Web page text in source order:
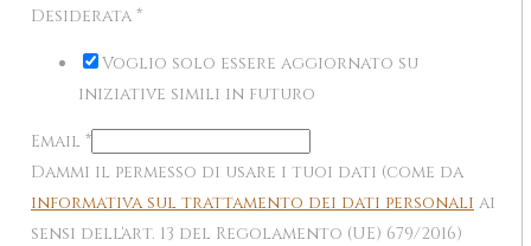
Desiderata *
Voglio solo essere aggiornato su
iniziative simili in futuro
Email *
Dammi il permesso di usare i tuoi dati (come da
informativa sul trattamento dei dati personali ai
sensi dell'art. 13 del Regolamento (UE) 679/2016)